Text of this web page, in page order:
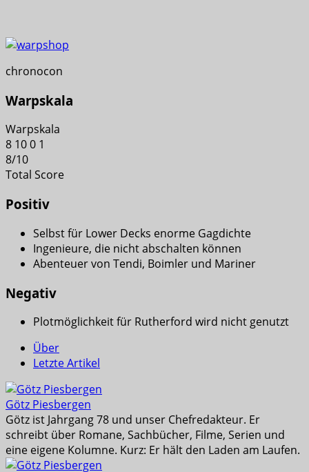
chronocon
Warpskala
Warpskala
8 100 1
8/10
Total Score
Positiv
Selbst für Lower Decks enorme Gagdichte
Ingenieure, die nicht abschalten können
Abenteuer von Tendi, Boimler und Mariner
Negativ
Plotmöglichkeit für Rutherford wird nicht genutzt
Über
Letzte Artikel
Götz Piesbergen
Götz ist Jahrgang 78 und unser Chefredakteur. Er
schreibt über Romane, Sachbücher, Filme, Serien und
eine eigene Kolumne. Kurz: Er hält den Laden am Laufen.